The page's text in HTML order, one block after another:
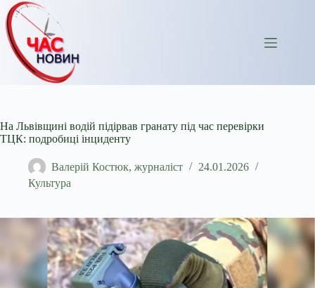
Перейти
до
вмісту
На Львівщині водій підірвав гранату під час перевірки
ТЦК: подробиці інциденту
Валерій Костюк, журналіст
24.01.2026
Культура